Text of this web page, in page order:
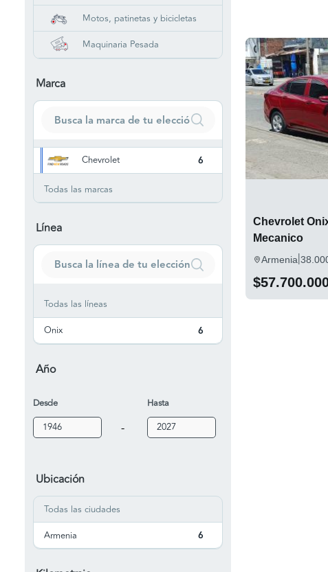
Motos, patinetas y bicicletas
Maquinaria Pesada
Marca
Chevrolet 6
Todas las marcas
Línea
Todas las líneas
Onix
6
Año
Desde
-
Hasta
Ubicación
Todas las ciudades
Armenia
6
Chevrolet
Mecanico
Armenia|